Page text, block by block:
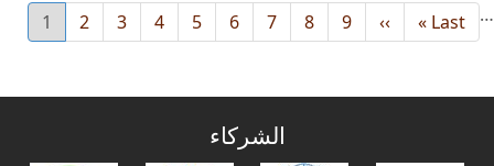
page
1
الصفحة
2
الصفحة
3
الصفحة
4
الصفحة
5
الصفحة
6
الصفحة
7
الصفحة
8
الصفحة
9 …
Next
page
››
Last
page
Last »
الشركاء